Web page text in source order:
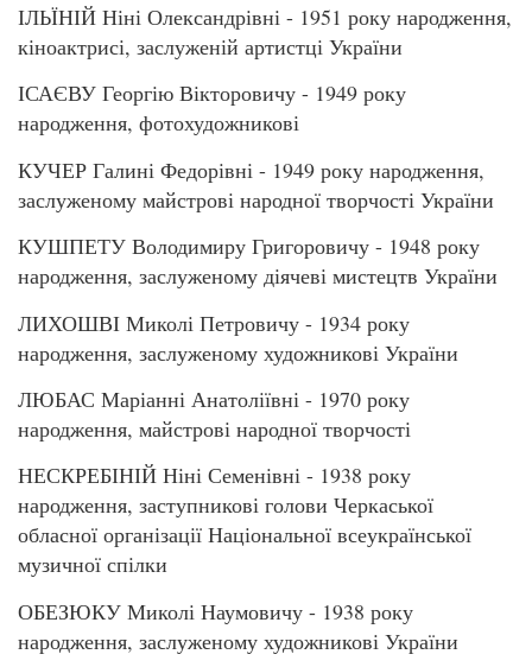
ІЛЬЇНІЙ Ніні Олександрівні - 1951 року народження,
кіноактрисі, заслуженій артистці України
ІСАЄВУ Георгію Вікторовичу - 1949 року
народження, фотохудожникові
КУЧЕР Галині Федорівні - 1949 року народження,
заслуженому майстрові народної творчості України
КУШПЕТУ Володимиру Григоровичу - 1948 року
народження, заслуженому діячеві мистецтв України
ЛИХОШВІ Миколі Петровичу - 1934 року
народження, заслуженому художникові України
ЛЮБАС Маріанні Анатоліївні - 1970 року
народження, майстрові народної творчості
НЕСКРЕБІНІЙ Ніні Семенівні - 1938 року
народження, заступникові голови Черкаської
обласної організації Національної всеукраїнської
музичної спілки
ОБЕЗЮКУ Миколі Наумовичу - 1938 року
народження, заслуженому художникові України